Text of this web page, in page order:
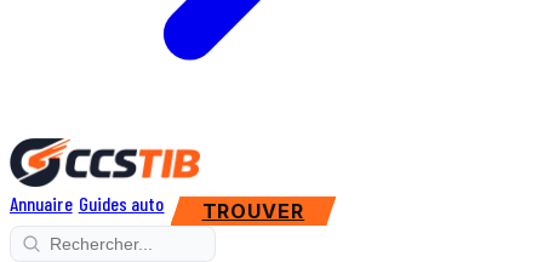
Annuaire Guides auto TROUVER